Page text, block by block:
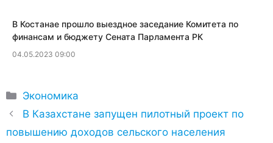
В Костанае прошло выездное заседание Комитета по
финансам и бюджету Сената Парламента РК
04.05.2023 09:00
Рубрики
Экономика
В Казахстане запущен пилотный проект по
повышению доходов сельского населения